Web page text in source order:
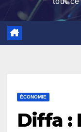
ÉCONOMIE
Diffa :